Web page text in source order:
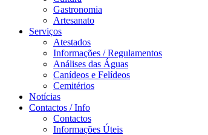
Gastronomia
Artesanato
Serviços
Atestados
Informações / Regulamentos
Análises das Águas
Canídeos e Felídeos
Cemitérios
Notícias
Contactos / Info
Contactos
Informações Úteis